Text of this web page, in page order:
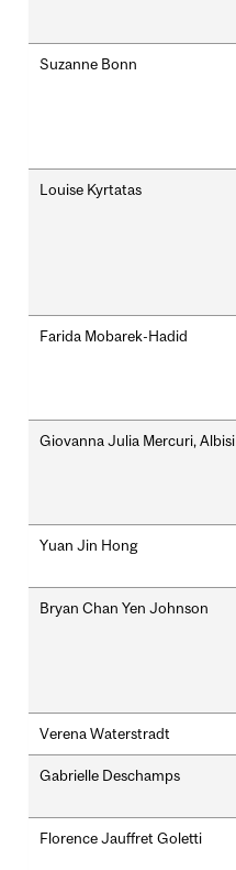
Suzanne Bonn
Louise Kyrtatas
Farida Mobarek-Hadid
Giovanna Julia Mercuri, Albisi
Yuan Jin Hong
Bryan Chan Yen Johnson
Verena Waterstradt
Gabrielle Deschamps
Florence Jauffret Goletti